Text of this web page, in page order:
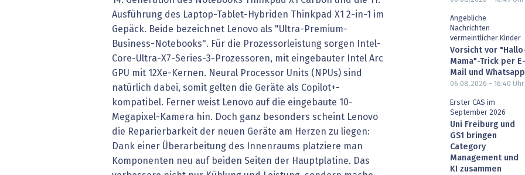
Ausführung des Laptop-Tablet-Hybriden Thinkpad X1 2-in-1 im
Gepäck. Beide bezeichnet Lenovo als "Ultra-Premium-
Business-Notebooks". Für die Prozessorleistung sorgen Intel-
Core-Ultra-X7-Series-3-Prozessoren, mit eingebauter Intel Arc
GPU mit 12Xe-Kernen. Neural Processor Units (NPUs) sind
natürlich dabei, somit gelten die Geräte als Copilot+-
kompatibel. Ferner weist Lenovo auf die eingebaute 10-
Megapixel-Kamera hin. Doch ganz besonders scheint Lenovo
die Reparierbarkeit der neuen Geräte am Herzen zu liegen:
Dank einer Überarbeitung des Innenraums platziere man
Komponenten neu auf beiden Seiten der Hauptplatine. Das
Angebliche
Nachrichten
vermeintlicher Kinder
Vorsicht vor
Mama"-Trick per E-
Mail und Whatsapp
06.08.2026 - 16:40 Uhr
Erster CAS im
September 2026
Uni Freiburg und
GS1 bringen
Category
Management und
KI zusammen